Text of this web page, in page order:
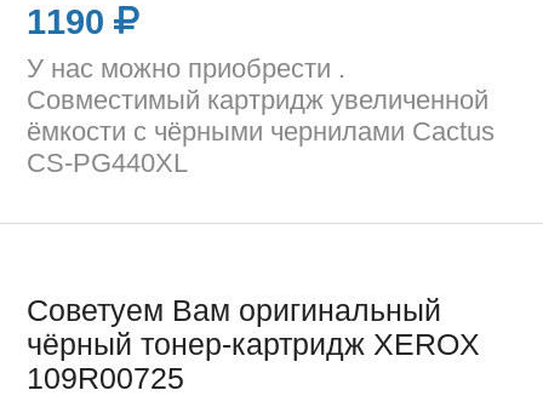
1190
У нас можно приобрести .
Совместимый картридж увеличенной
ёмкости с чёрными чернилами Cactus
CS-PG440XL
Советуем Вам оригинальный
чёрный тонер-картридж XEROX
109R00725